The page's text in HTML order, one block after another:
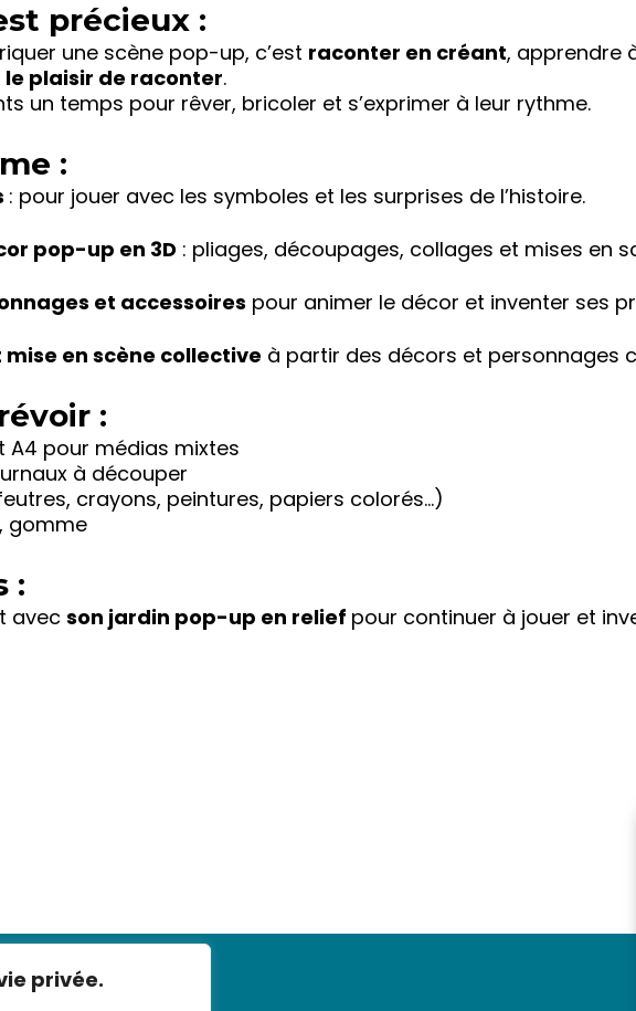
privée.
précieux :
une scène pop-up, c’est raconter en créant, apprendre
plaisir de raconter.
un temps pour rêver, bricoler et s’exprimer à leur rythme.
:
: pour jouer avec les symboles et les surprises de l’histoire.
pop-up en 3D : pliages, découpages, collages et mises en
et accessoires pour animer le décor et inventer ses
mise en scène collective à partir des décors et personnages
:
A4 pour médias mixtes
à découper
crayons, peintures, papiers colorés…)
gomme
:
avecson jardin pop-up en relief pour continuer à jouer et